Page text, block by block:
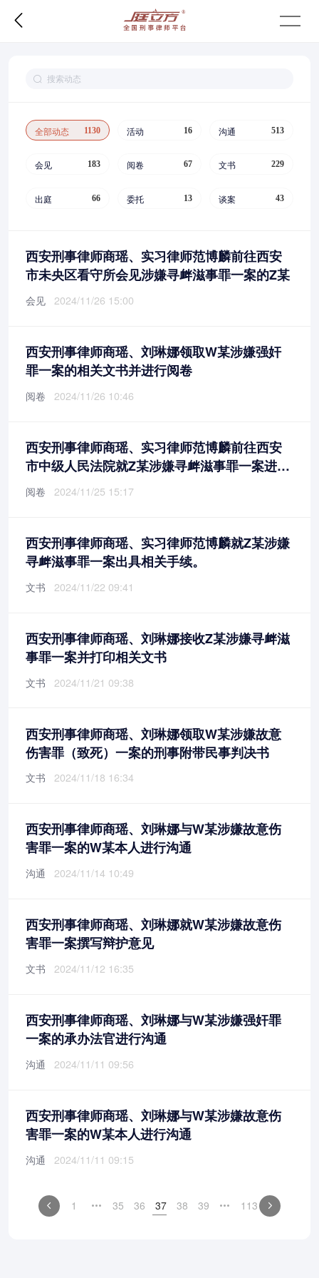

全部动态 1130 活动 16 沟通 513
会见 183 阅卷 67 文书 229
出庭 66 委托 13 谈案 43
西安刑事律师商瑶、实习律师范博麟前往西安
市未央区看守所会见涉嫌寻衅滋事罪一案的Z某
会见 2024/11/26 15:00
西安刑事律师商瑶、刘琳娜领取W某涉嫌强奸
罪一案的相关文书并进行阅卷
阅卷 2024/11/26 10:46
西安刑事律师商瑶、实习律师范博麟前往西安
市中级人民法院就Z某涉嫌寻衅滋事罪一案进行
阅卷
阅卷 2024/11/25 15:17
西安刑事律师商瑶、实习律师范博麟就Z某涉嫌
寻衅滋事罪一案出具相关手续。
文书 2024/11/22 09:41
西安刑事律师商瑶、刘琳娜接收Z某涉嫌寻衅滋
事罪一案并打印相关文书
文书 2024/11/21 09:38
西安刑事律师商瑶、刘琳娜领取W某涉嫌故意
伤害罪（致死）一案的刑事附带民事判决书
文书 2024/11/18 16:34
西安刑事律师商瑶、刘琳娜与W某涉嫌故意伤
害罪一案的W某本人进行沟通
沟通 2024/11/14 10:49
西安刑事律师商瑶、刘琳娜就W某涉嫌故意伤
害罪一案撰写辩护意见
文书 2024/11/12 16:35
西安刑事律师商瑶、刘琳娜与W某涉嫌强奸罪
一案的承办法官进行沟通
沟通 2024/11/11 09:56
西安刑事律师商瑶、刘琳娜与W某涉嫌故意伤
害罪一案的W某本人进行沟通
沟通 2024/11/11 09:15
1 35 36 37 38 39 113